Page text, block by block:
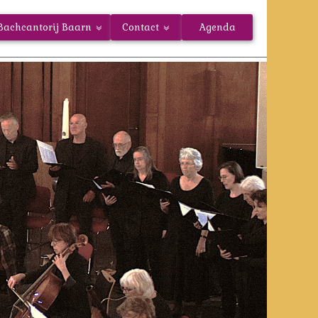
Baarn Contact Agenda